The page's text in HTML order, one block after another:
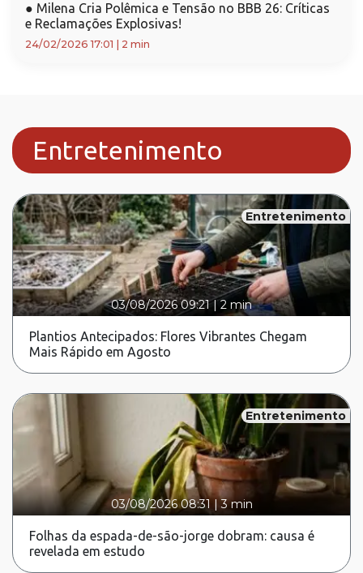
● Milena Cria Polêmica e Tensão no BBB 26: Críticas
e Reclamações Explosivas!
24/02/2026 17:01 2 min
Entretenimento
Entretenimento
03/08/2026 09:21|2 min
Plantios Antecipados: Flores Vibrantes Chegam
Mais Rápido em Agosto
Entretenimento
03/08/2026 08:31 |3 min
Folhas da espada-de-são-jorge dobram: causa é
revelada em estudo